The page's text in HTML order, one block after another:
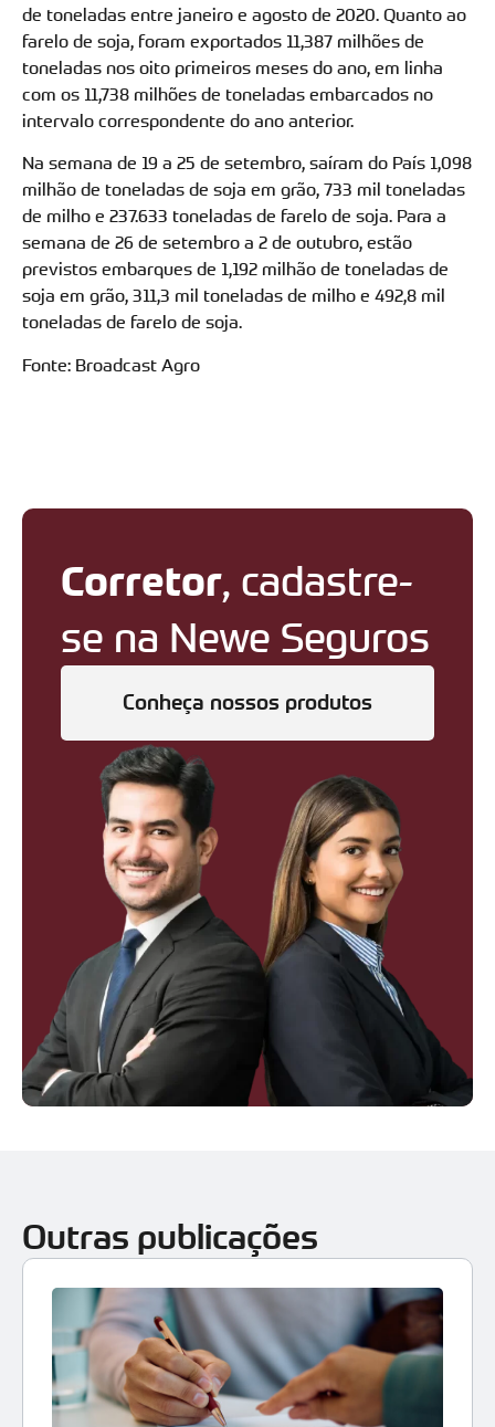
de toneladas entre janeiro e agosto de 2020. Quanto ao
farelo de soja, foram exportados 11,387 milhões de
toneladas nos oito primeiros meses do ano, em linha
com os 11,738 milhões de toneladas embarcados no
intervalo correspondente do ano anterior.
Na semana de 19 a 25 de setembro, saíram do País 1,098
milhão de toneladas de soja em grão, 733 mil toneladas
de milho e 237.633 toneladas de farelo de soja. Para a
semana de 26 de setembro a 2 de outubro, estão
previstos embarques de 1,192 milhão de toneladas de
soja em grão, 311,3 mil toneladas de milho e 492,8 mil
toneladas de farelo de soja.
Fonte: Broadcast Agro
Corretor, cadastre-
se na Newe Seguros
Conheça nossos produtos
Outras publicações